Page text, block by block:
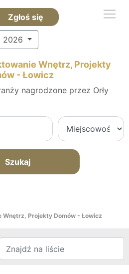
Zgłoś się
2026
Wnętrz, Projekty
- Łowicz
nagrodzone przez Orły
Szukaj
Projekty Domów - Łowicz